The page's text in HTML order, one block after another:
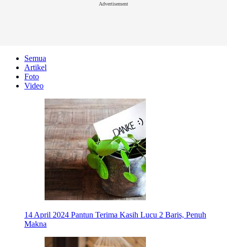
Advertisement
Semua
Artikel
Foto
Video
14 April 2024 Pantun Terima Kasih Lucu 2 Baris, Penuh
Makna